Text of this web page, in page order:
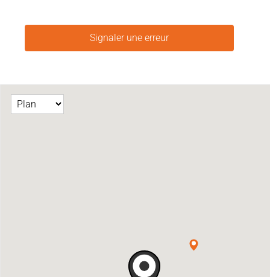
Signaler une erreur